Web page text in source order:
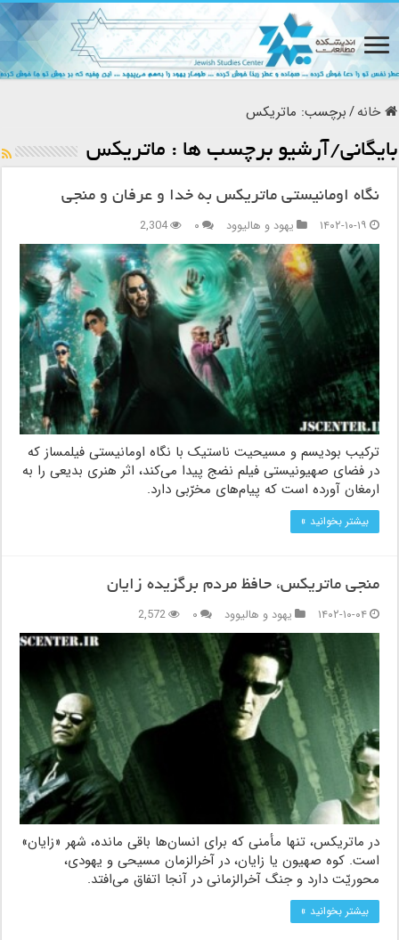
خانه/برچسب: ماتریکس
بایگانی/آرشیو برچسب ها : ماتریکس
نگاه اومانیستی ماتریکس به خدا و عرفان و منجی
۱۴۰۲-۱۰-۱۹
یهود و هالیوود ۰ 2,304
ترکیب بودیسم و مسیحیت ناستیک با نگاه اومانیستی فیلمساز که
در فضای صهیونیستی فیلم نضج پیدا می‌کند، اثر هنری بدیعی را به
ارمغان آورده است که پیام‌های مخرّبی دارد.
بیشتر بخوانید »
منجی ماتریکس، حافظ مردم برگزیده زایان
۱۴۰۲-۱۰-۰۴
یهود و هالیوود ۰ 2,572
در ماتریکس، تنها مأمنی که برای انسان‌ها باقی مانده، شهر «زایان»
است. کوه صهیون یا زایان، در آخرالزمان مسیحی و یهودی،
محوریّت دارد و جنگ آخرالزمانی در آنجا اتفاق می‌افتد.
بیشتر بخوانید »